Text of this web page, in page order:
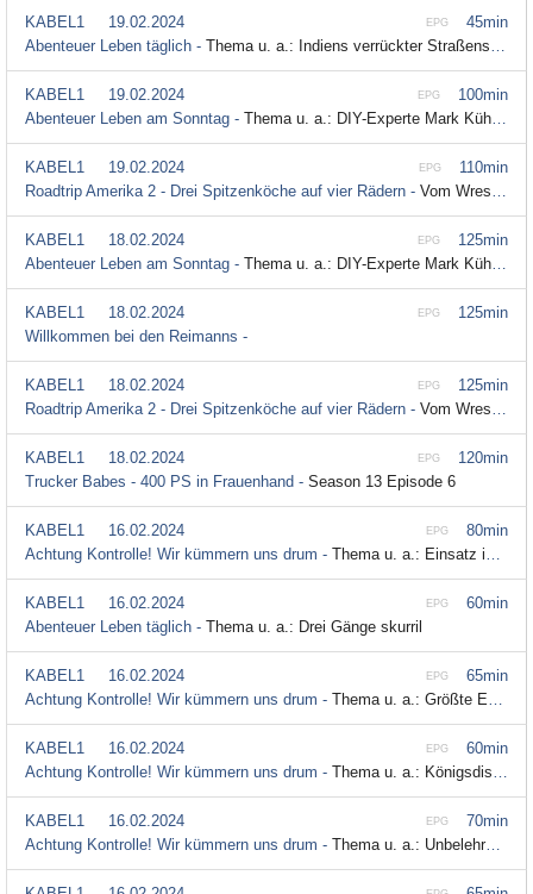
45min
EPG
KABEL1
19.02.2024
Abenteuer Leben täglich - Thema u. a.: Indiens verrückter Straßensnack: Pani Puri; Season 2023 Episode 46
100min
EPG
KABEL1
19.02.2024
Abenteuer Leben am Sonntag - Thema u. a.: DIY-Experte Mark Kühler baut: Die Alm-Sauna
110min
EPG
KABEL1
19.02.2024
Roadtrip Amerika 2 - Drei Spitzenköche auf vier Rädern - Vom Wrestling in Elvis' Heimat - Tennessee; Season 2 Episode 3
125min
EPG
KABEL1
18.02.2024
Abenteuer Leben am Sonntag - Thema u. a.: DIY-Experte Mark Kühler baut: Die Alm-Sauna
125min
EPG
KABEL1
18.02.2024
Willkommen bei den Reimanns -
125min
EPG
KABEL1
18.02.2024
Roadtrip Amerika 2 - Drei Spitzenköche auf vier Rädern - Vom Wrestling in Elvis' Heimat - Tennessee; Season 2 Episode 3
120min
EPG
KABEL1
18.02.2024
Trucker Babes - 400 PS in Frauenhand - Season 13 Episode 6
80min
EPG
KABEL1
16.02.2024
Achtung Kontrolle! Wir kümmern uns drum - Thema u. a.: Einsatz im Skigebiet - Polizei Neustift im Stubaital
60min
EPG
KABEL1
16.02.2024
Abenteuer Leben täglich - Thema u. a.: Drei Gänge skurril
65min
EPG
KABEL1
16.02.2024
Achtung Kontrolle! Wir kümmern uns drum - Thema u. a.: Größte Exotenmesse der Welt - Tierschützer Stefan Klippstein; Season 2024 Episode 18
60min
EPG
KABEL1
16.02.2024
Achtung Kontrolle! Wir kümmern uns drum - Thema u. a.: Königsdisziplin Ente - Kochen im Landgasthof "Zum Wildwechsel"; Season 2024 Episode 17
70min
EPG
KABEL1
16.02.2024
Achtung Kontrolle! Wir kümmern uns drum - Thema u. a.: Unbelehrbare Wildpinkler und betrunkene Skifahrer - Gemeindestreife Ischgl; Season 2024 Episode 16